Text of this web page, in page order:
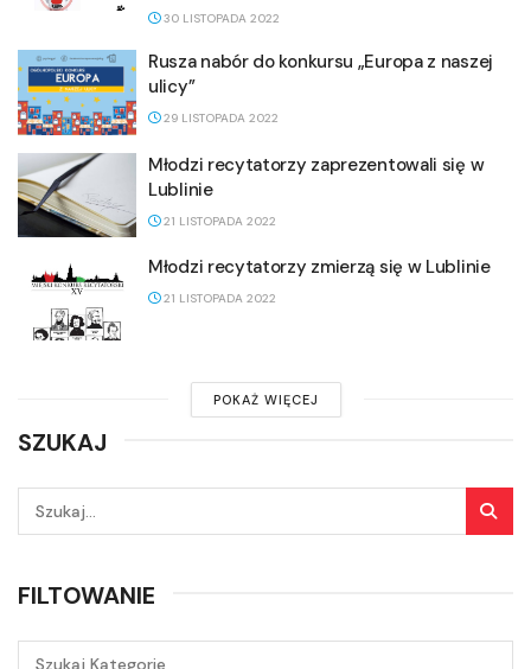
30 LISTOPADA 2022
Rusza nabór do konkursu „Europa z naszej
ulicy”
29 LISTOPADA 2022
Młodzi recytatorzy zaprezentowali się w
Lublinie
21 LISTOPADA 2022
Młodzi recytatorzy zmierzą się w Lublinie
21 LISTOPADA 2022
POKAŻ WIĘCEJ
SZUKAJ
FILTOWANIE